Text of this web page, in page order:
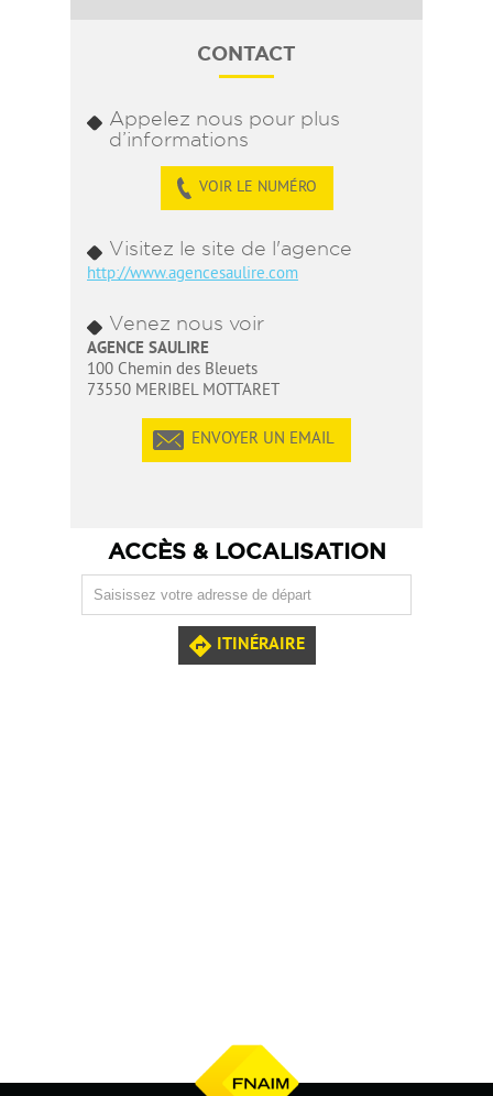
CONTACT
Appelez nous pour plus
d’informations
VOIR LE NUMÉRO
Visitez le site de l'agence
http://www.agencesaulire.com
Venez nous voir
AGENCE SAULIRE
100 Chemin des Bleuets
73550 MERIBEL MOTTARET
ENVOYER UN EMAIL
ACCÈS & LOCALISATION